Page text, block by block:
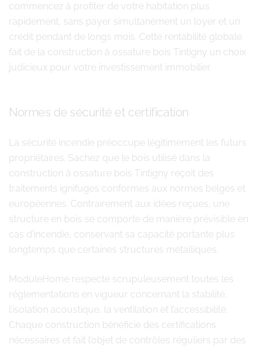
commencez à profiter de votre habitation plus
rapidement, sans payer simultanément un loyer et un
crédit pendant de longs mois. Cette rentabilité globale
fait de la construction à ossature bois Tintigny un choix
judicieux pour votre investissement immobilier.
Normes de sécurité et certification
La sécurité incendie préoccupe légitimement les futurs
propriétaires. Sachez que le bois utilisé dans la
construction à ossature bois Tintigny reçoit des
traitements ignifuges conformes aux normes belges et
européennes. Contrairement aux idées reçues, une
structure en bois se comporte de manière prévisible en
cas d’incendie, conservant sa capacité portante plus
longtemps que certaines structures métalliques.
ModuleHome respecte scrupuleusement toutes les
réglementations en vigueur concernant la stabilité,
l’isolation acoustique, la ventilation et l’accessibilité.
Chaque construction bénéficie des certifications
nécessaires et fait l’objet de contrôles réguliers par des